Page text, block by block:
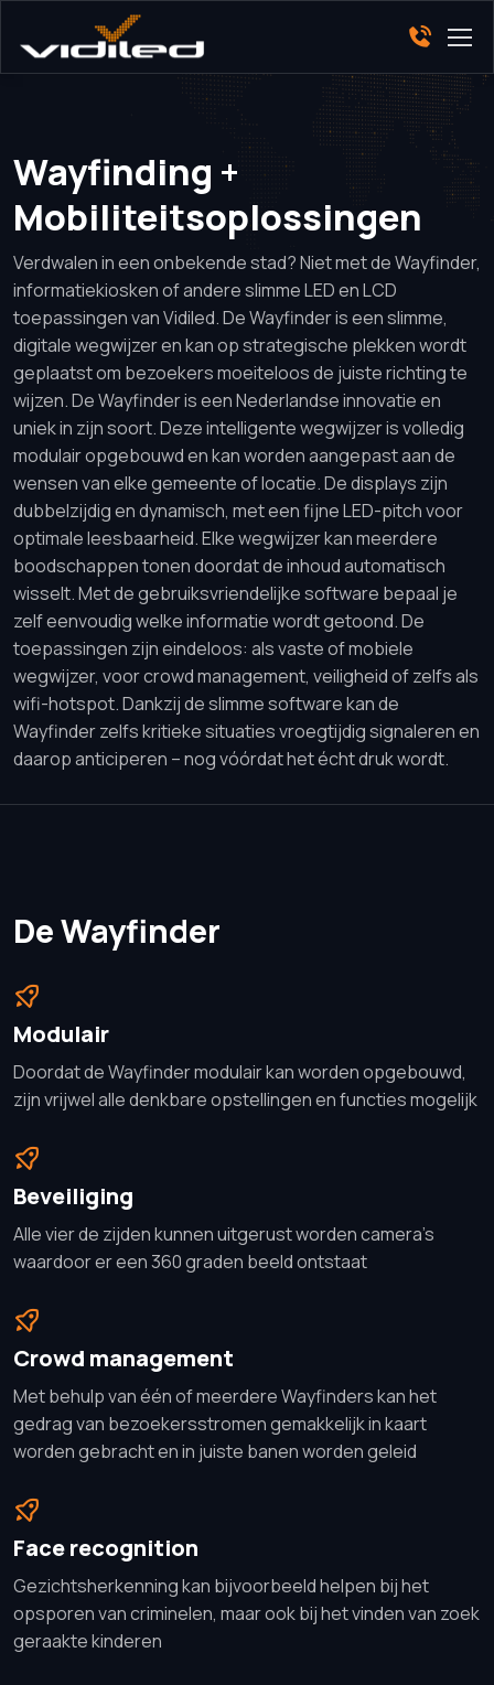
Wayfinding +
Mobiliteitsoplossingen
Verdwalen in een onbekende stad? Niet met de Wayfinder,
informatiekiosken of andere slimme LED en LCD
toepassingen van Vidiled. De Wayfinder is een slimme,
digitale wegwijzer en kan op strategische plekken wordt
geplaatst om bezoekers moeiteloos de juiste richting te
wijzen. De Wayfinder is een Nederlandse innovatie en
uniek in zijn soort. Deze intelligente wegwijzer is volledig
modulair opgebouwd en kan worden aangepast aan de
wensen van elke gemeente of locatie. De displays zijn
dubbelzijdig en dynamisch, met een fijne LED-pitch voor
optimale leesbaarheid. Elke wegwijzer kan meerdere
boodschappen tonen doordat de inhoud automatisch
wisselt. Met de gebruiksvriendelijke software bepaal je
zelf eenvoudig welke informatie wordt getoond. De
toepassingen zijn eindeloos: als vaste of mobiele
wegwijzer, voor crowd management, veiligheid of zelfs als
wifi-hotspot. Dankzij de slimme software kan de
Wayfinder zelfs kritieke situaties vroegtijdig signaleren en
daarop anticiperen – nog vóórdat het écht druk wordt.
De Wayfinder
Modulair
Doordat de Wayfinder modulair kan worden opgebouwd,
zijn vrijwel alle denkbare opstellingen en functies mogelijk
Beveiliging
Alle vier de zijden kunnen uitgerust worden camera's
waardoor er een 360 graden beeld ontstaat
Crowd management
Met behulp van één of meerdere Wayfinders kan het
gedrag van bezoekersstromen gemakkelijk in kaart
worden gebracht en in juiste banen worden geleid
Face recognition
Gezichtsherkenning kan bijvoorbeeld helpen bij het
opsporen van criminelen, maar ook bij het vinden van zoek
geraakte kinderen